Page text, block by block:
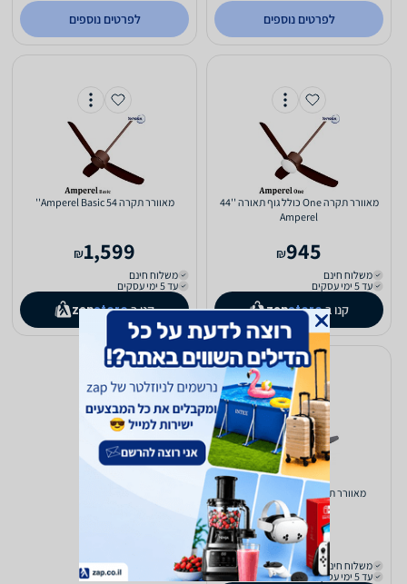
לפרטים נוספים לפרטים נוספים
‏מאוורר תקרה One כולל גוף תאורה ''44
Amperel
945
₪
משלוח חינם
עד 5 ימי עסקים
קנו ב- zapstore
‏מאוורר תקרה Amperel Basic 54''
1,599
₪
משלוח חינם
עד 5 ימי עסקים
קנו ב- zapstore
‏מאוורר תקרה Amperel One 54''
1,045
₪
משלוח חינם
עד 5 ימי עסקים